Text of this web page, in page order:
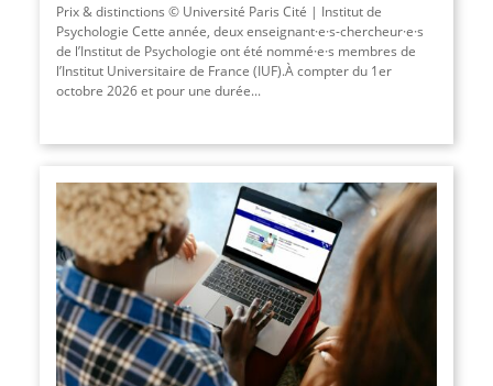
Prix & distinctions © Université Paris Cité | Institut de
Psychologie Cette année, deux enseignant·e·s-chercheur·e·s
de l’Institut de Psychologie ont été nommé·e·s membres de
l’Institut Universitaire de France (IUF).À compter du 1er
octobre 2026 et pour une durée...